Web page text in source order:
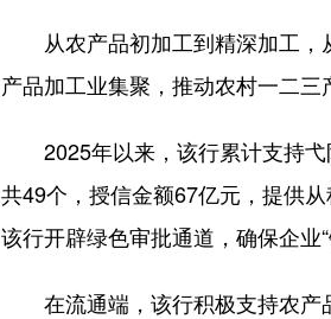
从农产品初加工到精深加工，
产品加工业集聚，推动农村一二三
2025年以来，该行累计支持弋
共49个，授信金额67亿元，提供
该行开辟绿色审批通道，确保企业“
在流通端，该行积极支持农产品